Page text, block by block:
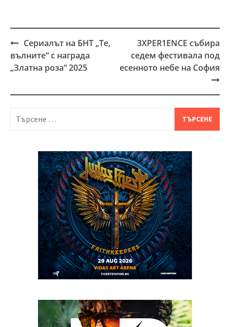
Post
navigation
Сериалът на БНТ „Те,
вълните“ с награда
„Златна роза“ 2025
3XPER1ENCE събира
седем фестивала под
есенното небе на София
Търсене